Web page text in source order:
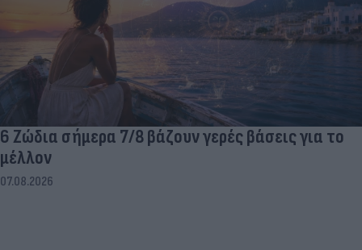
6 Ζώδια σήμερα 7/8 βάζουν γερές βάσεις για το
μέλλον
07.08.2026